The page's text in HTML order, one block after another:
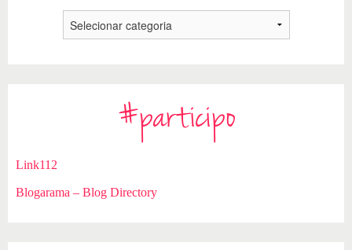
#participo
Link112
Blogarama – Blog Directory